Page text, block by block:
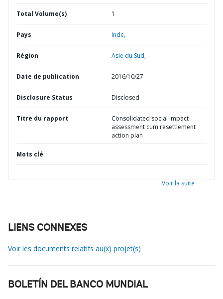
Total Volume(s) 1
Pays Inde,
Région Asie du Sud,
Date de publication 2016/10/27
Disclosure Status Disclosed
Titre du rapport
Consolidated social impact
assessment cum resettlement
action plan
Mots clé
Voir la suite
LIENS CONNEXES
Voir les documents relatifs au(x) projet(s)
BOLETÍN DEL BANCO MUNDIAL